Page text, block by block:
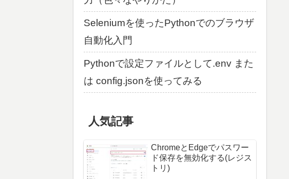
Seleniumを使ったPythonでのブラウザ
自動化入門
Pythonで設定ファイルとして.env また
は config.jsonを使ってみる
人気記事
ChromeとEdgeでパスワー
ド保存を無効化する(レジス
トリ)